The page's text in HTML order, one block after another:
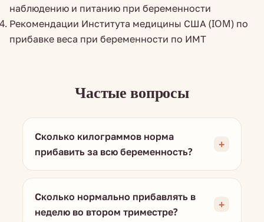
наблюдению и питанию при беременности
Рекомендации Института медицины США (IOM) по
прибавке веса при беременности по ИМТ
Частые вопросы
Сколько килограммов норма
прибавить за всю беременность?
Сколько нормально прибавлять в
неделю во втором триместре?